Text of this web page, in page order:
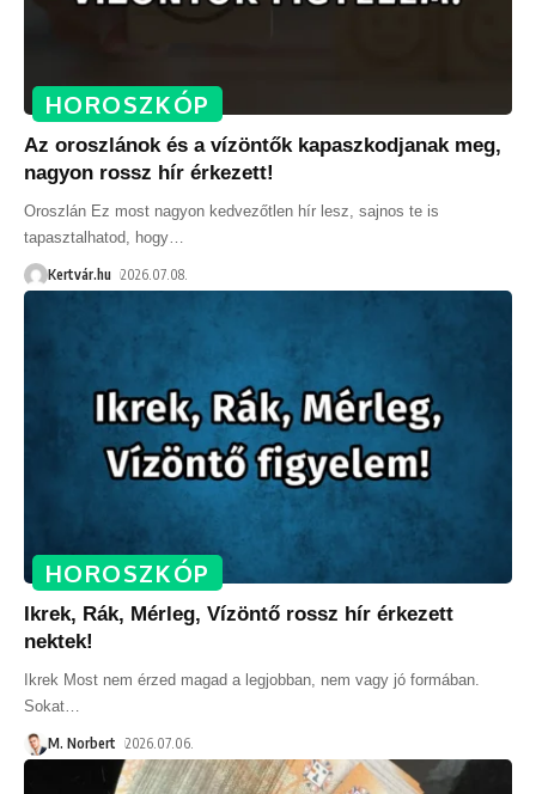
HOROSZKÓP
Az oroszlánok és a vízöntők kapaszkodjanak meg,
nagyon rossz hír érkezett!
Oroszlán Ez most nagyon kedvezőtlen hír lesz, sajnos te is
tapasztalhatod, hogy…
Kertvár.hu 2026.07.08.
HOROSZKÓP
Ikrek, Rák, Mérleg, Vízöntő rossz hír érkezett
nektek!
Ikrek Most nem érzed magad a legjobban, nem vagy jó formában.
Sokat
M. Norbert 2026.07.06.